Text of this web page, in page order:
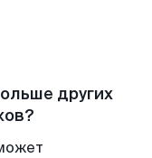
других